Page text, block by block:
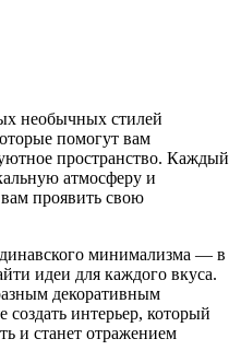
необычных стилей
помогут вам
пространство. Каждый
атмосферу и
проявить свою
минимализма — в
идеи для каждого вкуса.
декоративным
интерьер, который
и станет отражением